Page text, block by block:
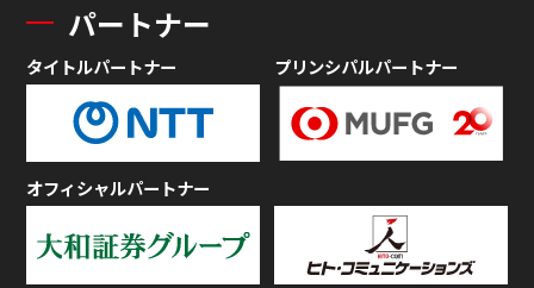
パートナー
タイトルパートナー プリンシパルパートナー
オフィシャルパートナー